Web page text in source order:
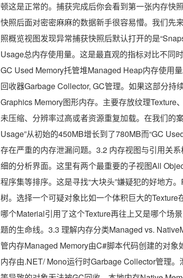
顿这是正常的。捕获完成后你会看到第一张内存快
快照后面对密密麻麻的数据新手很容易懵。我们先
照概览视图发现异常捕获快照后默认打开的是
Usage总内存使用量。这是最直观的指标对比不同
GC Used Memory托管堆Managed Heap内存使用
回收器Garbage Collector, GC管理。如果这部分持
Graphics Memory图形内存。主要存放纹理
未压缩、分辨率过高或者资源重复加载。在我们的
Usage”从初始的450MB增长到了780MB而“GC
存在严重的内存泄漏问题。3.2 内存视图与引用关
细的分析界面。这里有两个最重要的子视图All
程序集等排序。这是寻找“大块头”嫌疑犯的好地方
树。选择一个可疑对象比如一个体积巨大的
哪个Material引用了这个Texture再往上又是哪个场
题的生命线。3.3 理解内存分类Managed vs.
管内存Managed Memory由C#脚本代码创建的对
内存由.NET/ Mono运行时Garbage Collector管理